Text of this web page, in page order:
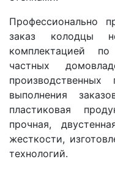
Профессионально
заказ колодцы
комплектацией
частных
выполнения
пластиковая
прочная,
жесткости,
технологий.